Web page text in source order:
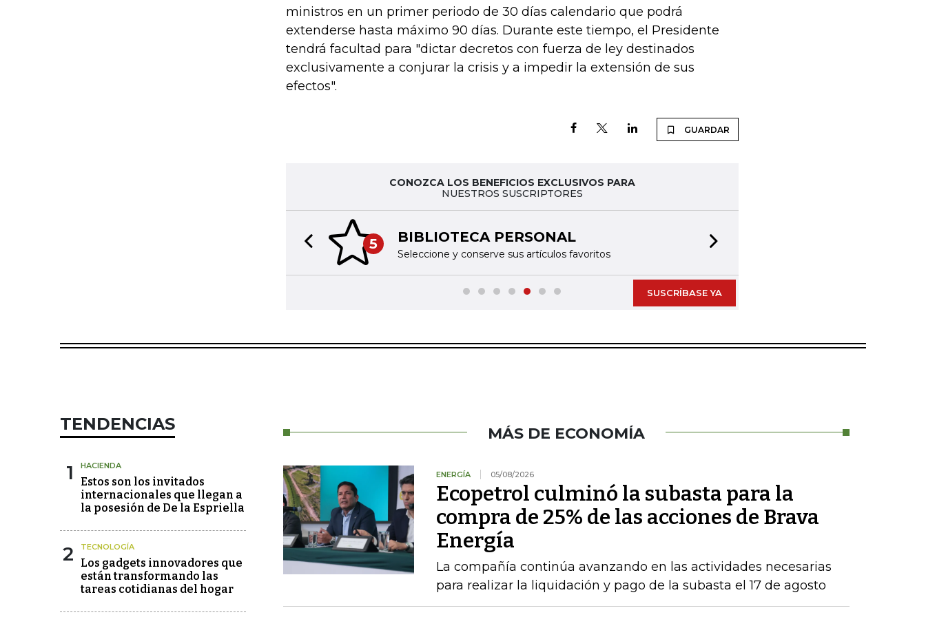
ministros en un primer periodo de 30 días calendario que podrá
extenderse hasta máximo 90 días. Durante este tiempo, el Presidente
tendrá facultad para "dictar decretos con fuerza de ley destinados
exclusivamente a conjurar la crisis y a impedir la extensión de sus
efectos".
GUARDAR
CONOZCA LOS BENEFICIOS EXCLUSIVOS PARA
NUESTROS SUSCRIPTORES
5 BIBLIOTECA PERSONAL
Seleccione y conserve sus artículos favoritos
Previous slide
SUSCRÍBASE YA
TENDENCIAS
1 HACIENDA
Estos son los invitados
internacionales que llegan a
la posesión de De la Espriella
2 TECNOLOGÍA
Los gadgets innovadores que
están transformando las
tareas cotidianas del hogar
MÁS DE ECONOMÍA
ENERGÍA 05/08/2026
Ecopetrol culminó la subasta para la
compra de 25% de las acciones de Brava
Energía
La compañía continúa avanzando en las actividades necesarias
para realizar la liquidación y pago de la subasta el 17 de agosto